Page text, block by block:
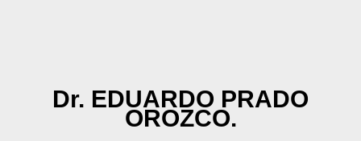
Dr. EDUARDO PRADO
OROZCO.